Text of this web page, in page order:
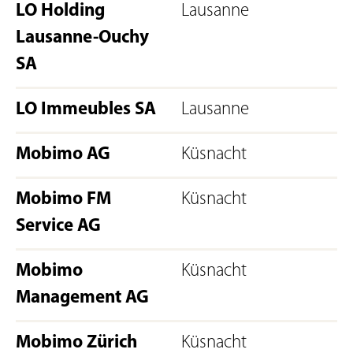
LO Holding
Lausanne-Ouchy
SA
Lausanne
LO Immeubles SA Lausanne
Mobimo AG Küsnacht
Mobimo FM
Service AG
Küsnacht
Mobimo
Management AG
Küsnacht
Mobimo Zürich
Küsnacht